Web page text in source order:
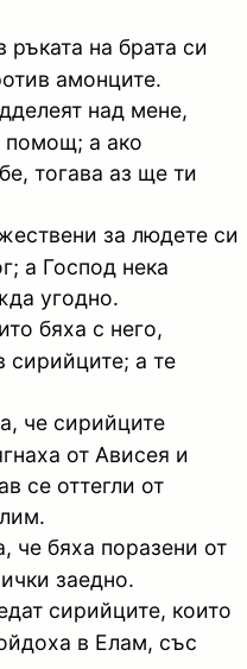
ръката на брата си
амонците.
над мене,
помощ; а ако
тогава аз ще ти
за людете си
а Господ нека
угодно.
бяха с него,
сирийците; а те
че сирийците
от Ависея и
се оттегли от
че бяха поразени от
заедно.
сирийците, които
в Елам, със